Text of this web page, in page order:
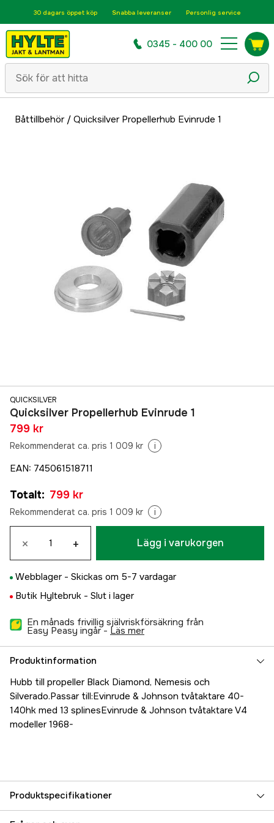
30 dagars öppet köp Snabba leveranser Personlig service
0345 - 400 00
Båttillbehör/ Quicksilver Propellerhub Evinrude 1
QUICKSILVER
Quicksilver Propellerhub Evinrude 1
799 kr
Rekommenderat ca. pris 1 009 kr i
EAN: 745061518711
Totalt: 799 kr
Rekommenderat ca. pris 1 009 kr i
× + Lägg i varukorgen
Webblager - Skickas om 5-7 vardagar
Butik Hyltebruk - Slut i lager
En månads frivillig självriskförsäkring från
Easy Peasy ingår - läs mer
Produktinformation
Hubb till propeller Black Diamond, Nemesis och
Silverado.Passar till:Evinrude & Johnson tvåtaktare 40-
140hk med 13 splinesEvinrude & Johnson tvåtaktare V4
modeller 1968-
Produktspecifikationer